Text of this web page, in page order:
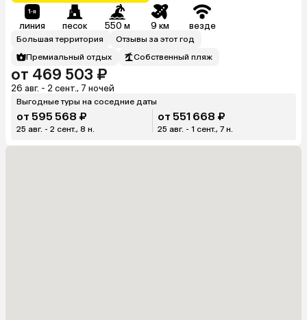
линия песок 550 м 9 км везде
Большая территория
Отзывы за этот год
Премиальный отдых
Собственный пляж
от 469 503 ₽
26 авг. - 2 сент., 7 ночей
Выгодные туры на соседние даты
от 595 568 ₽
25 авг. - 2 сент., 8 н.
от 551 668 ₽
25 авг. - 1 сент., 7 н.